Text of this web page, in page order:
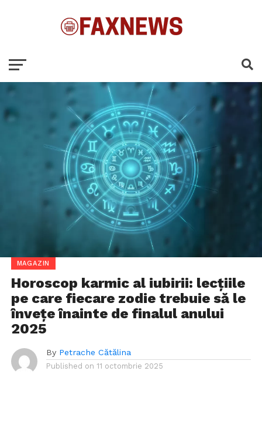
MAGAZIN
Horoscop karmic al iubirii: lecțiile
pe care fiecare zodie trebuie să le
învețe înainte de finalul anului
2025
By Petrache Cătălina
Published on 11 octombrie 2025